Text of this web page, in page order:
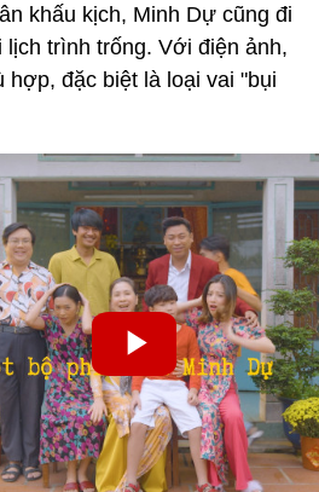
khấu kịch, Minh Dự cũng đi
lịch trình trống. Với điện ảnh,
hợp, đặc biệt là loại vai "bụi